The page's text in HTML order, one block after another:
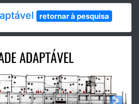
retornar à pesquisa